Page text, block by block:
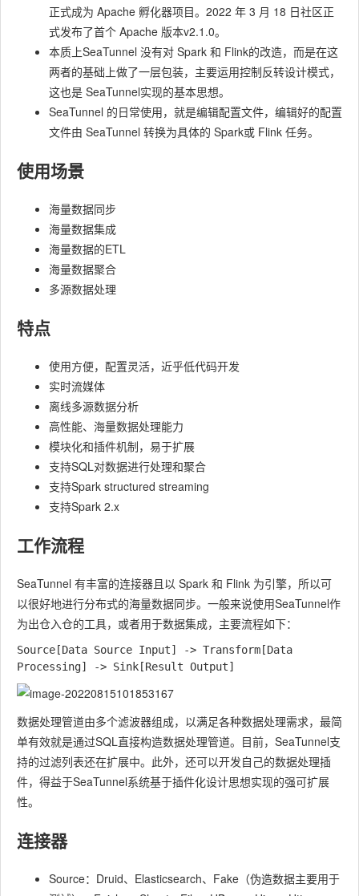
正式成为 Apache 孵化器项目。2022 年 3 月 18 日社区正
式发布了首个 Apache 版本v2.1.0。
本质上SeaTunnel 没有对 Spark 和 Flink的改造，而是在这
两者的基础上做了一层包装，主要运用控制反转设计模式，
这也是 SeaTunnel实现的基本思想。
SeaTunnel 的日常使用，就是编辑配置文件，编辑好的配置
文件由 SeaTunnel 转换为具体的 Spark或 Flink 任务。
使用场景
海量数据同步
海量数据集成
海量数据的ETL
海量数据聚合
多源数据处理
特点
使用方便，配置灵活，近乎低代码开发
实时流媒体
离线多源数据分析
高性能、海量数据处理能力
模块化和插件机制，易于扩展
支持SQL对数据进行处理和聚合
支持Spark structured streaming
支持Spark 2.x
工作流程
SeaTunnel 有丰富的连接器且以 Spark 和 Flink 为引擎，所以可
以很好地进行分布式的海量数据同步。一般来说使用SeaTunnel作
为出仓入仓的工具，或者用于数据集成，主要流程如下：
Source[Data Source Input] -> Transform[Data
数据处理管道由多个滤波器组成，以满足各种数据处理需求，最简
单有效就是通过SQL直接构造数据处理管道。目前，SeaTunnel支
持的过滤列表还在扩展中。此外，还可以开发自己的数据处理插
件，得益于SeaTunnel系统基于插件化设计思想实现的强可扩展
性。
连接器
Source：Druid、Elasticsearch、Fake（伪造数据主要用于